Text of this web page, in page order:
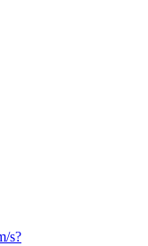
s?